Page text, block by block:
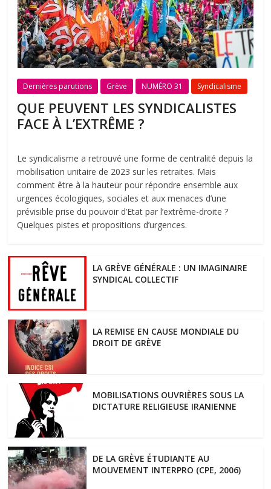
Dernières parutions Grève NUMÉRO 31 Syndicalisme
QUE PEUVENT LES SYNDICALISTES
FACE À L’EXTRÊME ?
Le syndicalisme a retrouvé une forme de centralité depuis la
mobilisation unitaire de 2023 sur les retraites. Mais
comment être à la hauteur pour répondre ensemble aux
urgences écologiques, sociales et aux menaces d’une
prévisible prise du pouvoir d’Etat par l’extrême-droite ?
Quelques pistes et propositions d’urgences.
LA GRÈVE GÉNÉRALE : UN IMAGINAIRE
SYNDICAL COLLECTIF
LA REMISE EN CAUSE MONDIALE DU
DROIT DE GRÈVE
MOBILISATIONS OUVRIÈRES SOUS LA
DICTATURE RELIGIEUSE IRANIENNE
DE LA GRÈVE ÉTUDIANTE AU
MOUVEMENT INTERPRO (CPE, 2006)